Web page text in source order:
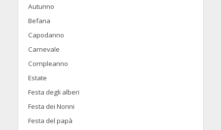
Autunno
Befana
Capodanno
Carnevale
Compleanno
Estate
Festa degli alberi
Festa dei Nonni
Festa del papà